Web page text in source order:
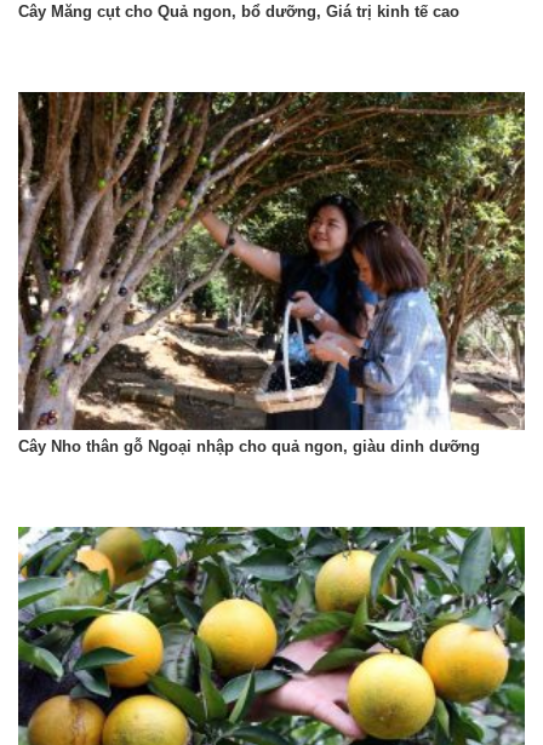
Cây Măng cụt cho Quả ngon, bổ dưỡng, Giá trị kinh tế cao
Cây Nho thân gỗ Ngoại nhập cho quả ngon, giàu dinh dưỡng